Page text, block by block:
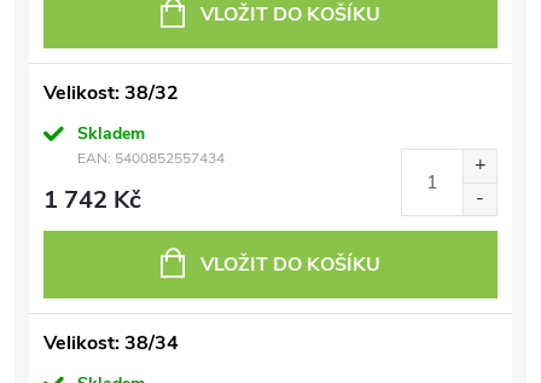
VLOŽIT DO KOŠÍKU
Velikost: 38/32
Skladem
EAN: 5400852557434
1 742 Kč
VLOŽIT DO KOŠÍKU
Velikost: 38/34